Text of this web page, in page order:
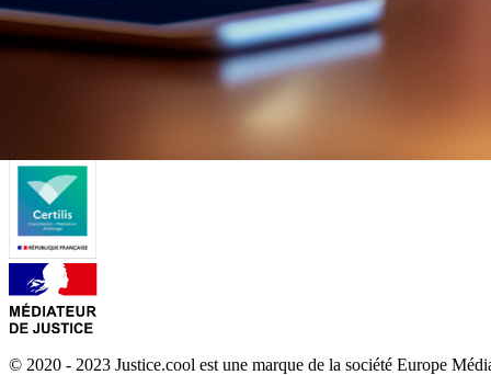
© 2020 - 2023 Justice.cool est une marque de la société Europe